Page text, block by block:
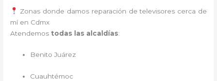
Zonas donde damos reparación de televisores cerca de
mí en Cdmx
Atendemos todas las alcaldías:
Benito Juárez
Cuauhtémoc